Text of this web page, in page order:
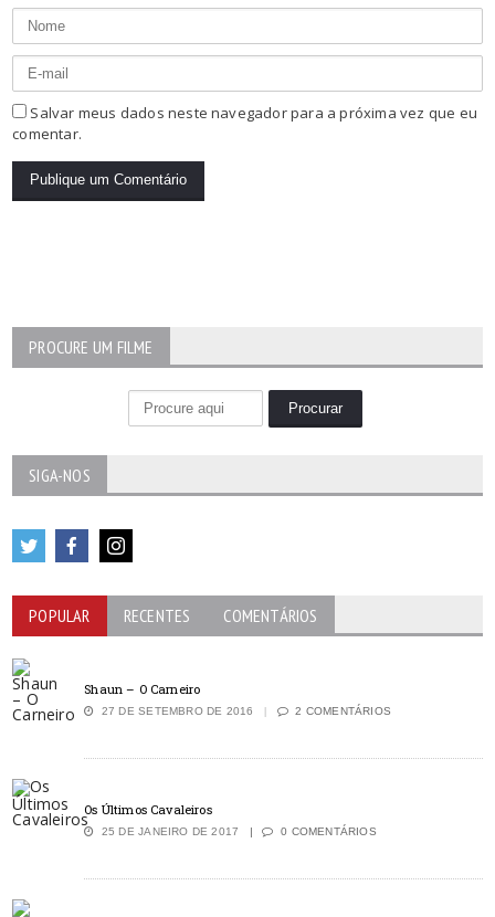
Salvar meus dados neste navegador para a próxima vez que eu
comentar.
PROCURE UM FILME
SIGA-NOS
POPULAR RECENTES COMENTÁRIOS
Shaun – O Carneiro
27 DE SETEMBRO DE 2016 2 COMENTÁRIOS
Os Últimos Cavaleiros
25 DE JANEIRO DE 2017 0 COMENTÁRIOS